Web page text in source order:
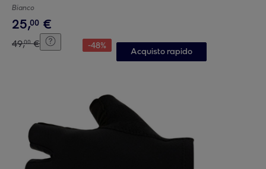
Bianco
25,00 €
49,00 € -48%
Acquisto rapido